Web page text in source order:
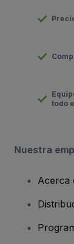
todo
Nuestra
Acerca